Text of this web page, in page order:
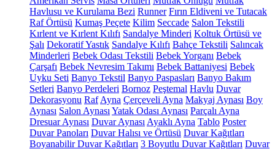
Havlusu ve Kurulama Bezi Runner Fırın Eldiveni ve Tutacak
Raf Örtüsü Kumaş Peçete Kilim Seccade Salon Tekstili
Kırlent ve Kırlent Kılıfı Sandalye Minderi Koltuk Örtüsü ve
Şalı Dekoratif Yastık Sandalye Kılıfı Bahçe Tekstili Salıncak
Minderleri Bebek Odası Tekstili Bebek Yorganı Bebek
Çarşafı Bebek Nevresim Takımı Bebek Battaniyesi Bebek
Uyku Seti Banyo Tekstil Banyo Paspasları Banyo Bakım
Setleri Banyo Perdeleri Bornoz Peştemal Havlu Duvar
Dekorasyonu Raf Ayna Çerçeveli Ayna Makyaj Aynası Boy
Aynası Salon Aynası Yatak Odası Aynası Parçalı Ayna
Dresuar Aynası Duvar Aynası Ayaklı Ayna Tablo Poster
Duvar Panoları Duvar Halısı ve Örtüsü Duvar Kağıtları
Boyanabilir Duvar Kağıtları 3 Boyutlu Duvar Kağıtları Duvar